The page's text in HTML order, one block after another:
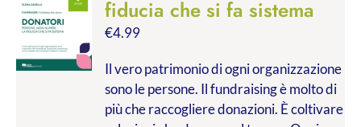
fiducia che si fa sistema
€4.99
Il vero patrimonio di ogni organizzazione
sono le persone. Il fundraising è molto di
più che raccogliere donazioni. È coltivare